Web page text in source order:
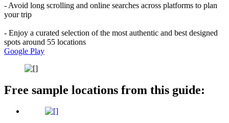
- Avoid long scrolling and online searches across platforms to plan
your trip
- Enjoy a curated selection of the most authentic and best designed
spots around 55 locations
Google Play
Free sample locations from this guide: